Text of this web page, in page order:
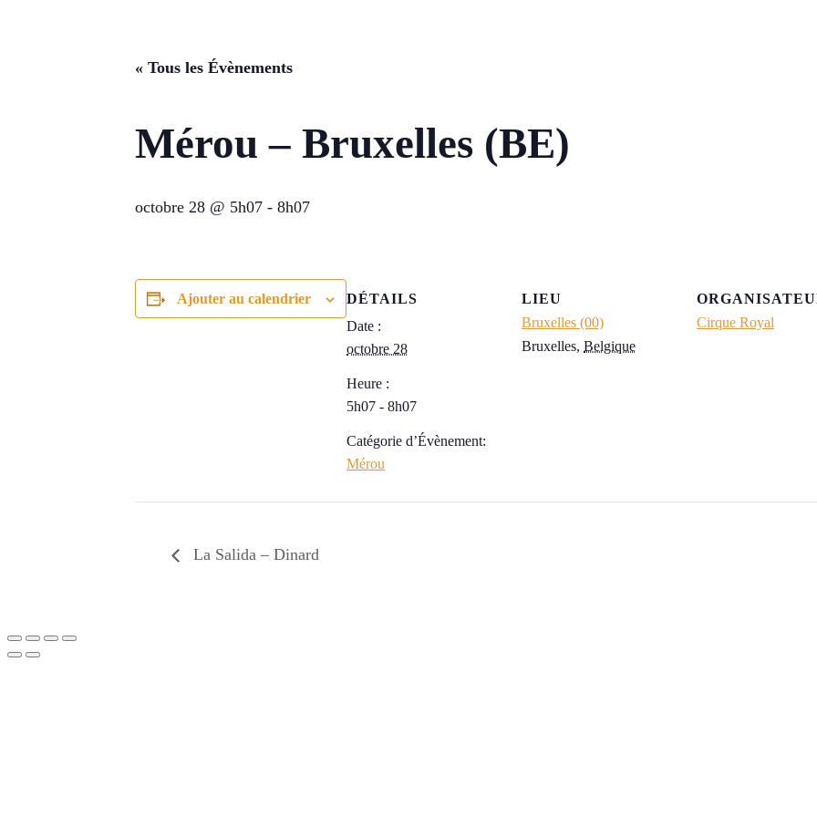
« Tous les Évènements
Mérou – Bruxelles (BE)
octobre 28 @ 5h07 - 8h07
Ajouter au calendrier
DÉTAILS
Date :
octobre 28
Heure :
5h07 - 8h07
Catégorie d’Évènement:
Mérou
LIEU
Bruxelles (00)
Bruxelles, Belgique
Cirque Royal
La Salida – Dinard